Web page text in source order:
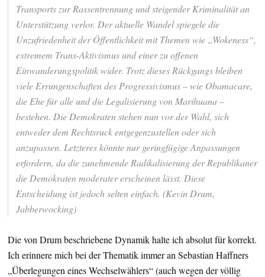
Transports zur Rassentrennung und steigender Kriminalität an
Unterstützung verlor. Der aktuelle Wandel spiegele die
Unzufriedenheit der Öffentlichkeit mit Themen wie „Wokeness“,
extremem Trans-Aktivismus und einer zu offenen
Einwanderungspolitik wider. Trotz dieses Rückgangs bleiben
viele Errungenschaften des Progressivismus – wie Obamacare,
die Ehe für alle und die Legalisierung von Marihuana –
bestehen. Die Demokraten stehen nun vor der Wahl, sich
entweder dem Rechtsruck entgegenzustellen oder sich
anzupassen. Letzteres könnte nur geringfügige Anpassungen
erfordern, da die zunehmende Radikalisierung der Republikaner
die Demokraten moderater erscheinen lässt. Diese
Entscheidung ist jedoch selten einfach. (Kevin Drum,
Jabberwocking)
Die von Drum beschriebene Dynamik halte ich absolut für korrekt.
Ich erinnere mich bei der Thematik immer an Sebastian Haffners
„Überlegungen eines Wechselwählers“ (auch wegen der völlig